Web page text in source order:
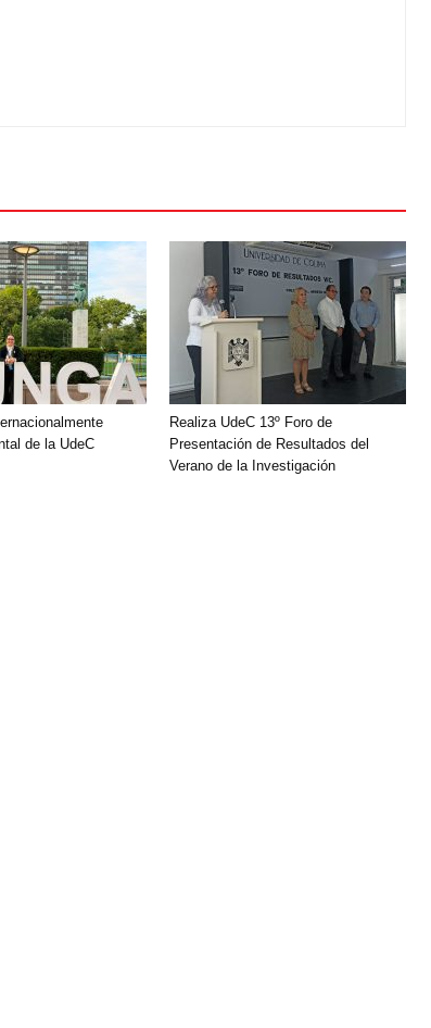
de la UdeC
Realiza UdeC 13º Foro de
Presentación de Resultados del
Verano de la Investigación